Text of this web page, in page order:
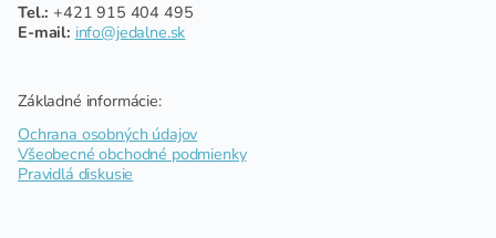
Tel.: +421 915 404 495
E-mail: info@jedalne.sk
Základné informácie:
Ochrana osobných údajov
Všeobecné obchodné podmienky
Pravidlá diskusie